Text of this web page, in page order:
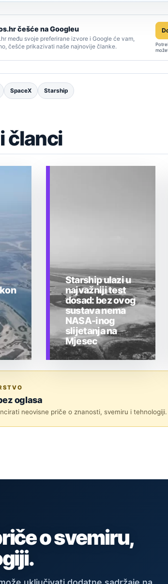
češće na Googleu
među svoje preferirane izvore i Google će vam,
češće prikazivati naše najnovije članke.
SpaceX Starship
članci
Starship ulazi u
najvažniji test
dosad: bez ovog
sustava nema
NASA-inog
slijetanja na
Mjesec
oglasa
neovisne priče o znanosti, svemiru i tehnologiji.
o svemiru,